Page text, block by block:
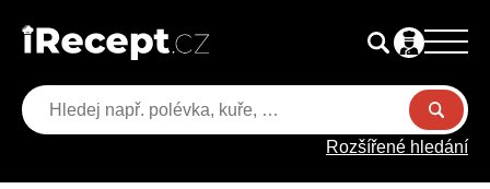
Rozšířené hledání